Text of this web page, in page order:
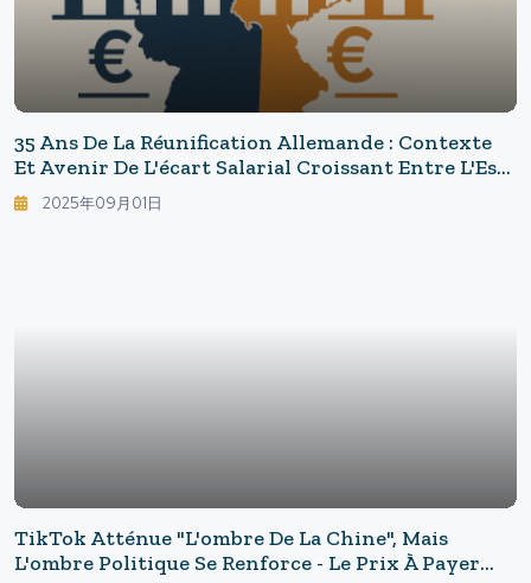
35 Ans De La Réunification Allemande : Contexte
Et Avenir De L'écart Salarial Croissant Entre L'Est
Et L'Ouest
2025年09月01日
TikTok Atténue "l'ombre De La Chine", Mais
L'ombre Politique Se Renforce - Le Prix À Payer